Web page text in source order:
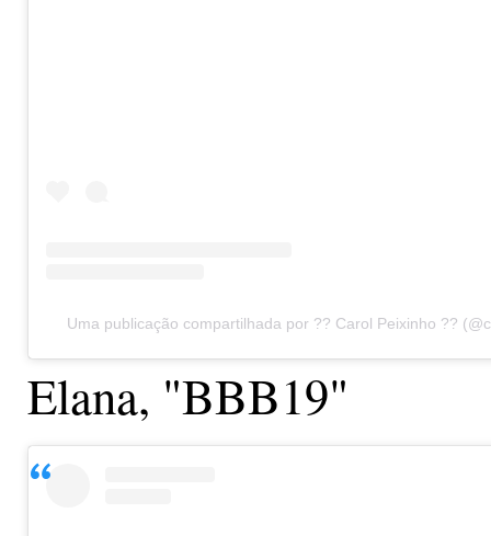
Uma publicação compartilhada por ?? Carol Peixinho ??
Elana, "BBB19"